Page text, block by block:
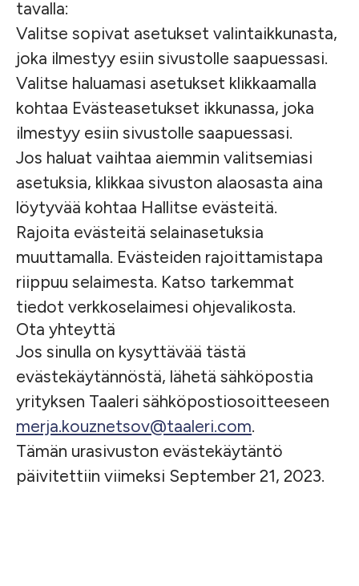
tavalla:
Valitse sopivat asetukset valintaikkunasta,
joka ilmestyy esiin sivustolle saapuessasi.
Valitse haluamasi asetukset klikkaamalla
kohtaa Evästeasetukset ikkunassa, joka
ilmestyy esiin sivustolle saapuessasi.
Jos haluat vaihtaa aiemmin valitsemiasi
asetuksia, klikkaa sivuston alaosasta aina
löytyvää kohtaa Hallitse evästeitä.
Rajoita evästeitä selainasetuksia
muuttamalla. Evästeiden rajoittamistapa
riippuu selaimesta. Katso tarkemmat
tiedot verkkoselaimesi ohjevalikosta.
Ota yhteyttä
Jos sinulla on kysyttävää tästä
evästekäytännöstä, lähetä sähköpostia
yrityksen Taaleri sähköpostiosoitteeseen
merja.kouznetsov@taaleri.com.
Tämän urasivuston evästekäytäntö
päivitettiin viimeksi September 21, 2023.